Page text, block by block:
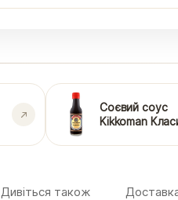
Соєвий соус
Kikkoman
Дивіться також